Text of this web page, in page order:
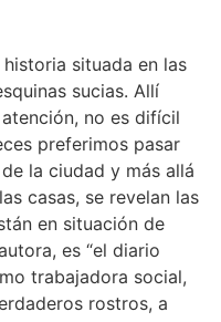
historia situada en las
sucias. Allí
no es difícil
preferimos pasar
la ciudad y más allá
casas, se revelan las
en situación de
es “el diario
trabajadora social,
rostros, a